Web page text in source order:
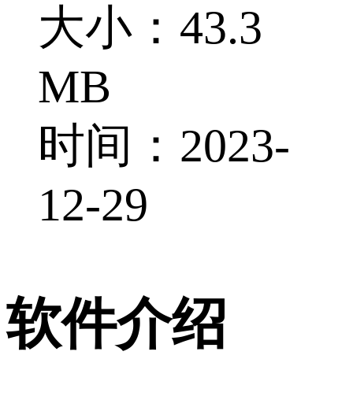
大小：43.3
MB
时间：2023-
12-29
软件介绍